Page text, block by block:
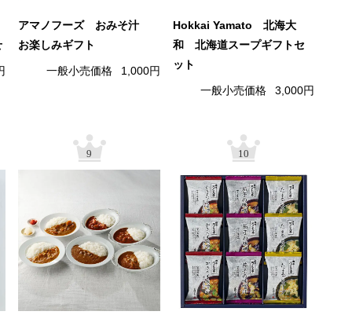
アマノフーズ おみそ汁
お楽しみギフト
一般小売価格 1,000円
Hokkai Yamato 北海大
和 北海道スープギフトセ
ット
一般小売価格 3,000円
9 10